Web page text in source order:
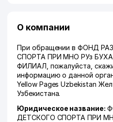
О компании
При обращении в ФОНД
СПОРТА ПРИ МНО РУз
ФИЛИАЛ, пожалуйста,
информацию о данной
Yellow Pages Uzbekistan
Узбекистана.
Юридическое название:
ДЕТСКОГО СПОРТА ПРИ